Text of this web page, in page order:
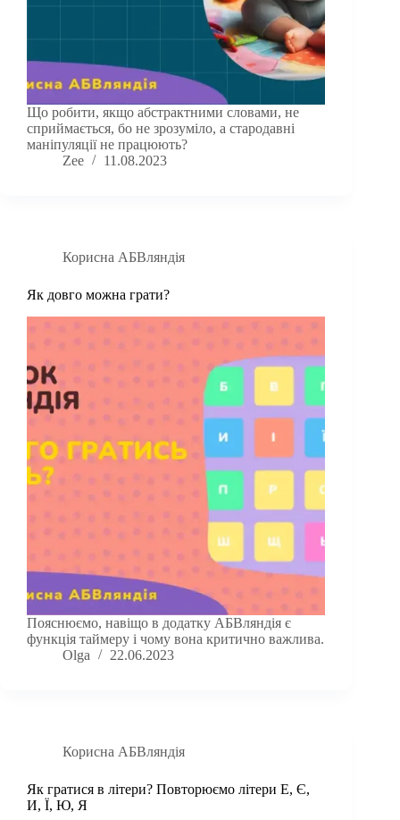
Що робити, якщо абстрактними словами, не
сприймається, бо не зрозуміло, а стародавні
маніпуляції не працюють?
Zee
11.08.2023
Корисна АБВляндія
Як довго можна грати?
Пояснюємо, навіщо в додатку АБВляндія є
функція таймеру і чому вона критично важлива.
Olga
22.06.2023
Корисна АБВляндія
Як гратися в літери? Повторюємо літери Е, Є,
И, Ї, Ю, Я